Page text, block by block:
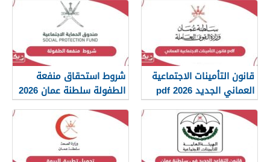
قانون التأمينات الاجتماعية
العماني الجديد 2026 pdf
شروط استحقاق منفعة
الطفولة سلطنة عمان 2026